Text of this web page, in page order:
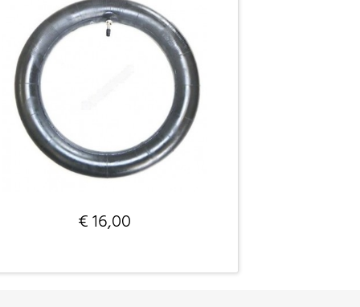
€ 16,00